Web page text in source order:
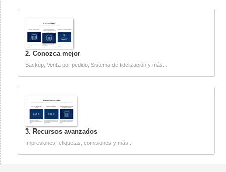
2. Conozca mejor
Backup, Venta por pedido, Sistema de fidelización y más...
3. Recursos avanzados
Impresiones, etiquetas, comisiones y más...